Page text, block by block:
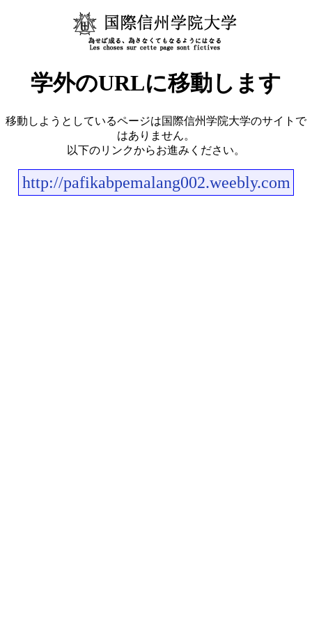
学外のURLに移動します
移動しようとしているページは国際信州学院大学のサイトで
はありません。
以下のリンクからお進みください。
http://pafikabpemalang002.weebly.com